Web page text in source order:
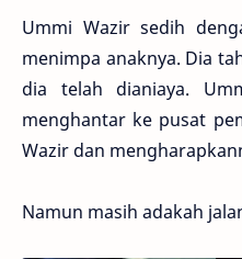
Ummi Wazir sedih
menimpa anaknya. Dia
dia telah dianiaya.
menghantar ke pusat
Wazir dan
Namun masih adakah